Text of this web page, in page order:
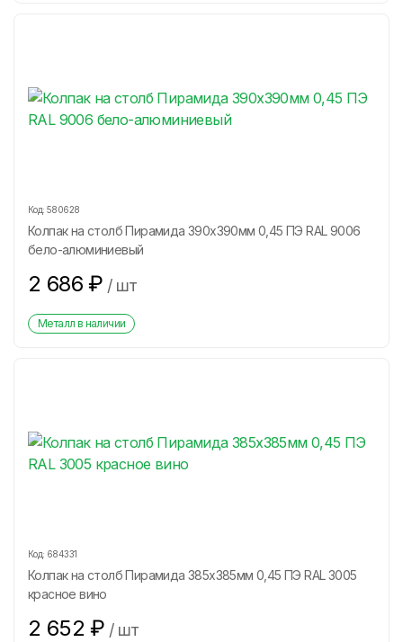
Код: 580628
Колпак на столб Пирамида 390х390мм 0,45 ПЭ RAL 9006
бело-алюминиевый
2 686 ₽ / шт
Металл в наличии
Код: 684331
Колпак на столб Пирамида 385х385мм 0,45 ПЭ RAL 3005
красное вино
2 652 ₽ / шт